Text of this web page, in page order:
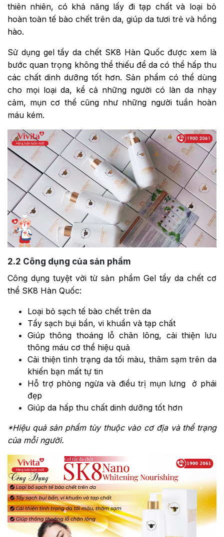
thiên nhiên, có khả năng lấy đi tạp chất và loại bỏ
hoàn toàn tế bào chết trên da, giúp da tươi trẻ và hồng
hào.
Sử dụng gel tẩy da chết SK8 Hàn Quốc được xem là
bước quan trọng không thể thiếu để da có thể hấp thu
các chất dinh dưỡng tốt hơn. Sản phẩm có thể dùng
cho mọi loại da, kể cả những người có làn da nhạy
cảm, mụn cơ thể cũng như những người tuần hoàn
máu kém.
2.2 Công dụng của sản phẩm
Công dụng tuyệt vời từ sản phẩm Gel tẩy da chết cơ
thể SK8 Hàn Quốc:
Loại bỏ sạch tế bào chết trên da
Tẩy sạch bụi bẩn, vi khuẩn và tạp chất
Giúp thông thoáng lỗ chân lông, cải thiện lưu
thông máu cơ thể hiệu quả
Cải thiện tình trạng da tối màu, thâm sạm trên da
khiến bạn mất tự tin
Hỗ trợ phòng ngừa và điều trị mụn lưng ở phái
đẹp
Giúp da hấp thu chất dinh dưỡng tốt hơn
*Hiệu quả sản phẩm tùy thuộc vào cơ địa và thể trạng
của mỗi người.